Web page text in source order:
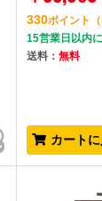
330ポイント （
15営業日以内
送料：無料
カート